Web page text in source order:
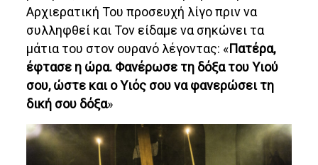
Αρχιερατική Του προσευχή λίγο πριν να
συλληφθεί και Τον είδαμε να σηκώνει τα
μάτια του στον ουρανό λέγοντας: «Πατέρα,
έφτασε η ώρα. Φανέρωσε τη δόξα του Υιού
σου, ώστε και ο Υιός σου να φανερώσει τη
δική σου δόξα»